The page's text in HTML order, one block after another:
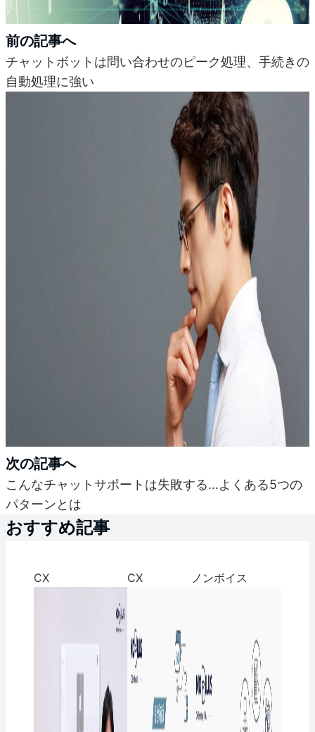
前の記事へ
チャットボットは問い合わせのピーク処理、手続きの
自動処理に強い
次の記事へ
こんなチャットサポートは失敗する…よくある5つの
パターンとは
おすすめ記事
CX CX ノンボイス